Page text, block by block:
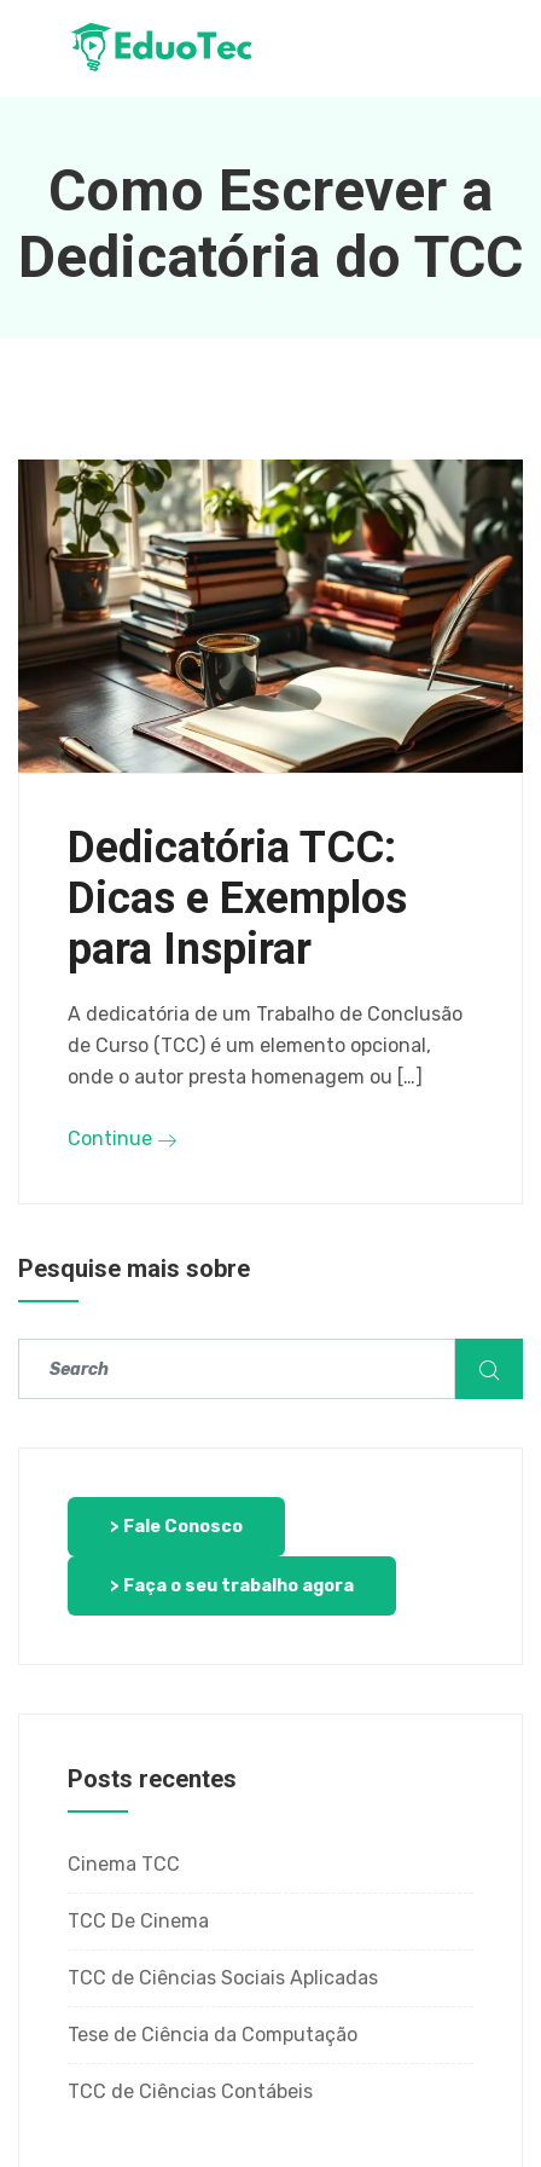
Como Escrever a
Dedicatória do TCC
Dedicatória TCC:
Dicas e Exemplos
para Inspirar
A dedicatória de um Trabalho de Conclusão
de Curso (TCC) é um elemento opcional,
onde o autor presta homenagem ou […]
Continue
Pesquise mais sobre
> Fale Conosco
> Faça o seu trabalho agora
Posts recentes
Cinema TCC
TCC De Cinema
TCC de Ciências Sociais Aplicadas
Tese de Ciência da Computação
TCC de Ciências Contábeis